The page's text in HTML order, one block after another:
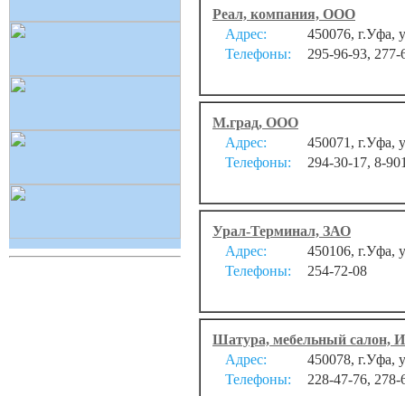
Реал, компания, ООО
Адрес:
450076, г.Уфа,
Телефоны:
295-96-93, 277-
М.град, ООО
Адрес:
450071, г.Уфа,
Телефоны:
294-30-17, 8-
Урал-Терминал, ЗАО
Адрес:
450106, г.Уфа,
Телефоны:
254-72-08
Шатура, мебельный салон,
Адрес:
450078, г.Уфа,
Телефоны:
228-47-76, 278-